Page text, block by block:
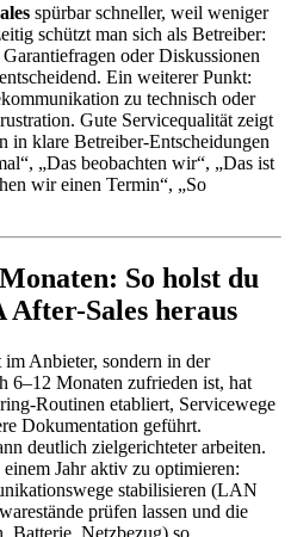
spürbar schneller, weil weniger
schützt man sich als Betreiber:
oder Diskussionen
Ein weiterer Punkt:
zu technisch oder
Gute Servicequalität zeigt
in klare Betreiber-Entscheidungen
„Das beobachten wir“, „Das ist
wir einen Termin“, „So
So holst du
Sales heraus
Anbieter, sondern in der
6–12 Monaten zufrieden ist, hat
Routinen etabliert, Servicewege
Dokumentation geführt.
deutlich zielgerichteter arbeiten.
Jahr aktiv zu optimieren:
stabilisieren (LAN
prüfen lassen und die
Batterie, Netzbezug) so